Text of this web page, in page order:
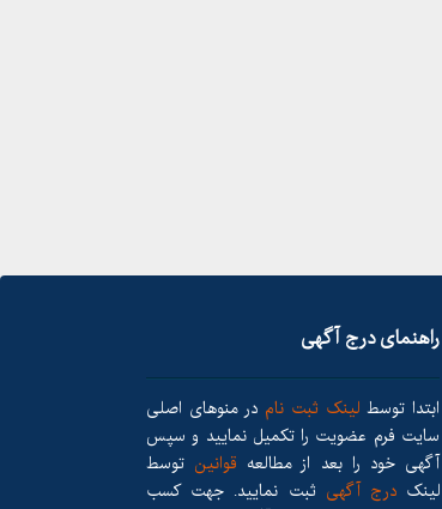
راهنمای درج آگهی
ابتدا توسط لینک ثبت نام در منوهای اصلی
سایت فرم عضویت را تکمیل نمایید و سپس
آگهی خود را بعد از مطالعه قوانین توسط
لینکدرج آگهی ثبت نمایید. جهت کسب